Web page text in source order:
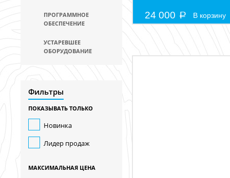
ПРОГРАММНОЕ
ОБЕСПЕЧЕНИЕ
УСТАРЕВШЕЕ
ОБОРУДОВАНИЕ
Фильтры
ПОКАЗЫВАТЬ ТОЛЬКО
Новинка
Лидер продаж
МАКСИМАЛЬНАЯ ЦЕНА
24 000 В корзину